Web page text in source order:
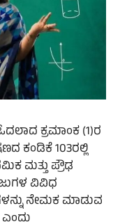
ಕ್ರಮಾಂಕ (1)ರ
ಕಂಡಿಕೆ 103ರಲ್ಲಿ
ಮತ್ತು ಪ್ರೌಢ
ವಿವಿಧ
ನೇಮಕ ಮಾಡುವ